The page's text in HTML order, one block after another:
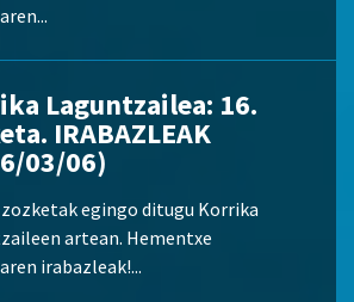
Laguntzailea: 16.
IRABAZLEAK
03/06)
egingo ditugu Korrika
artean. Hementxe
irabazleak!...